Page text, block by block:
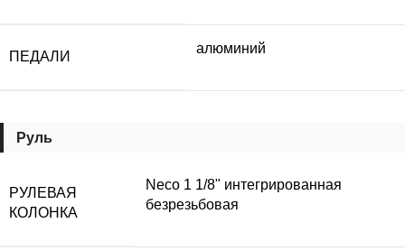
ПЕДАЛИ
алюминий
Руль
РУЛЕВАЯ
КОЛОНКА
Neco 1 1/8" интегрированная
безрезьбовая